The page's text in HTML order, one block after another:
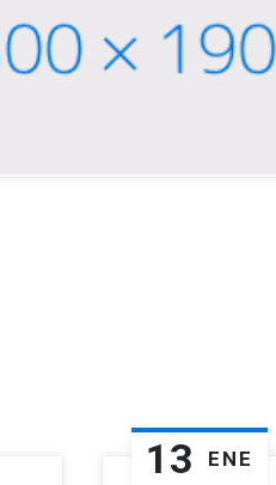
13 ENE